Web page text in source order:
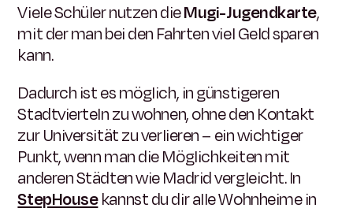
Viele Schüler nutzen dieMugi-Jugendkarte,
mit der man bei den Fahrten viel Geld sparen
kann.
Dadurch ist es möglich, in günstigeren
Stadtvierteln zu wohnen, ohne den Kontakt
zur Universität zu verlieren – ein wichtiger
Punkt, wenn man die Möglichkeiten mit
anderen Städten wie Madrid vergleicht. In
StepHousekannst du dir alle Wohnheime in